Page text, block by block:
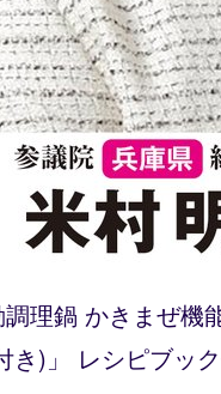
理鍋 かきまぜ
き)」 レシピブッ